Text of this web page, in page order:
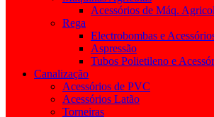
Acessórios de Máq.
Rega
Electrobombas e
Aspressão
Tubos Polietileno e
Canalização
Acessórios de PVC
Acessórios Latão
Torneiras